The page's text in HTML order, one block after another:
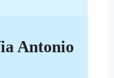
Antonio